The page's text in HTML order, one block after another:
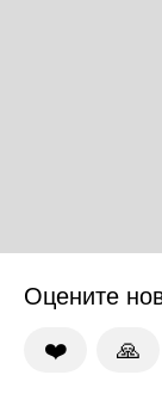
Оцените
❤️ 🙏